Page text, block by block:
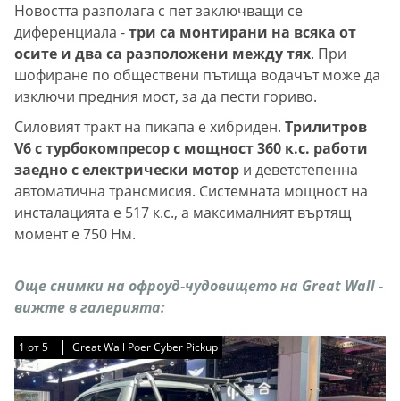
Новостта разполага с пет заключващи се
диференциала -три са монтирани на всяка от
осите и два са разположени между тях. При
шофиране по обществени пътища водачът може да
изключи предния мост, за да пести гориво.
Силовият тракт на пикапа е хибриден. Трилитров
V6 с турбокомпресор с мощност 360 к.с. работи
заедно с електрически мотор и деветстепенна
автоматична трансмисия. Системната мощност на
инсталацията е 517 к.с., а максималният въртящ
момент е 750 Нм.
Още снимки на офроуд-чудовището на Great Wall -
вижте в галерията:
1 от5 Great Wall Poer Cyber ​​​​Pickup
1 от5 Great Wall Poer Cyber ​​​​Pickup
1 от5 Great Wall Poer Cyber ​​​​Pickup
1 от5 Great Wall Poer Cyber ​​​​Pickup
1 от5 Great Wall Poer Cyber ​​​​Pickup